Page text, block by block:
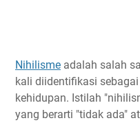
Nihilisme adalah salah
kali diidentifikasi
kehidupan. Istilah
yang berarti "tidak ada"